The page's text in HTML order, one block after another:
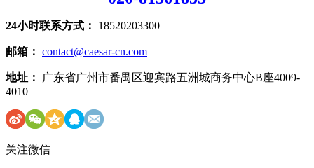
24小时联系方式： 18520203300
邮箱： contact@caesar-cn.com
地址：
广东省广州市番禺区迎宾路五洲城商务中心B座4009-
4010
关注微信